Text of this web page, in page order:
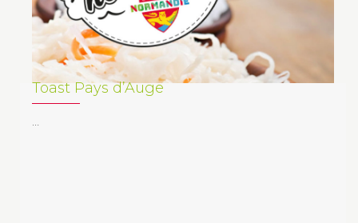
Toast Pays d’Auge
…